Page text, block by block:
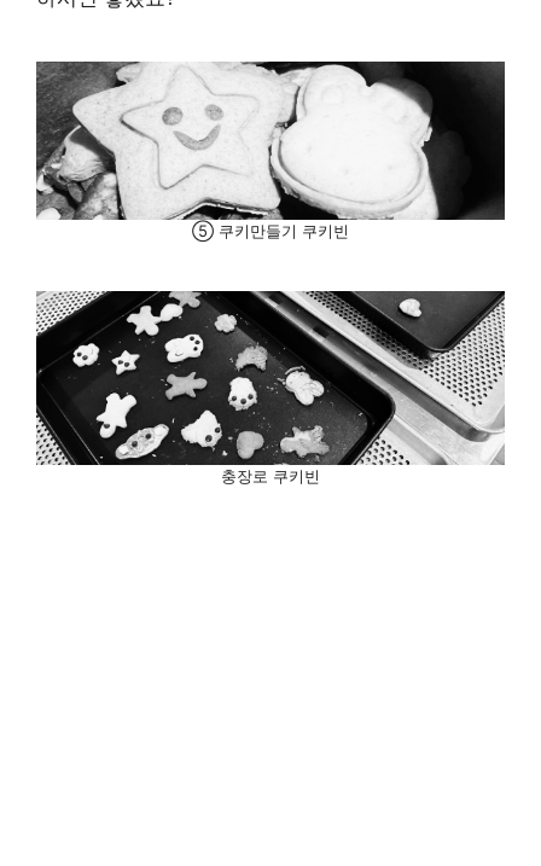
⑤ 쿠키만들기 쿠키빈
충장로 쿠키빈